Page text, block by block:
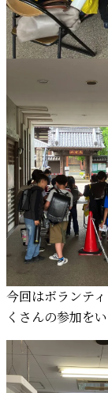
今回はボランテ
くさんの参加を